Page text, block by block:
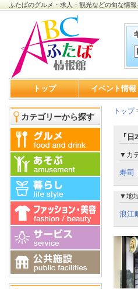
ふたばのグルメ・求人・観光などの旬な情
トップ イベント情報
カテゴリーから探す
トップ
『
▼カ
寿司
▼地
浪江